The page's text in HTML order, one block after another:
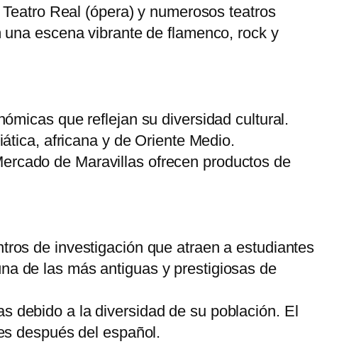
Real (ópera) y numerosos teatros
escena vibrante de flamenco, rock y
que reflejan su diversidad cultural.
africana y de Oriente Medio.
de Maravillas ofrecen productos de
de investigación que atraen a estudiantes
de las más antiguas y prestigiosas de
debido a la diversidad de su población. El
después del español.